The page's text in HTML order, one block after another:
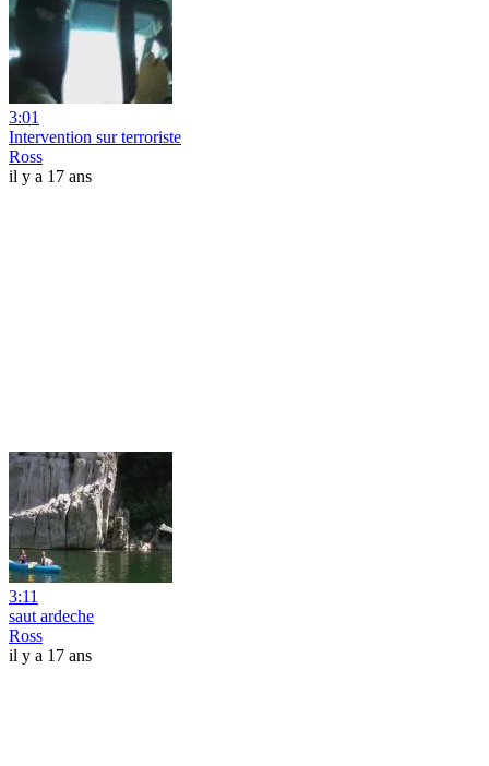
3:01
Intervention sur terroriste
Ross
il y a 17 ans
3:11
saut ardeche
Ross
il y a 17 ans